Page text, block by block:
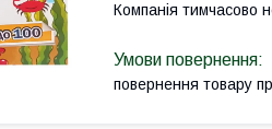
Компанія тимчасово
повернення товару